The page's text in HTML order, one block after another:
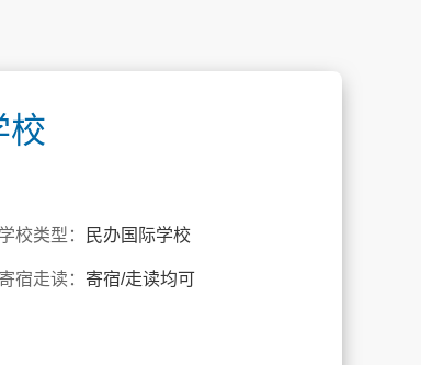
校
学校类型： 民办国际学校
寄宿走读： 寄宿/走读均可